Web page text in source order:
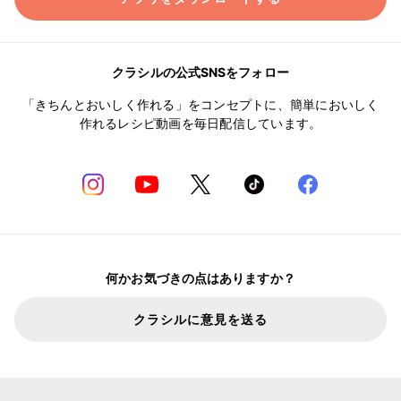
クラシルの公式SNSをフォロー
「きちんとおいしく作れる」をコンセプトに、簡単においしく
作れるレシピ動画を毎日配信しています。
何かお気づきの点はありますか？
クラシルに意見を送る